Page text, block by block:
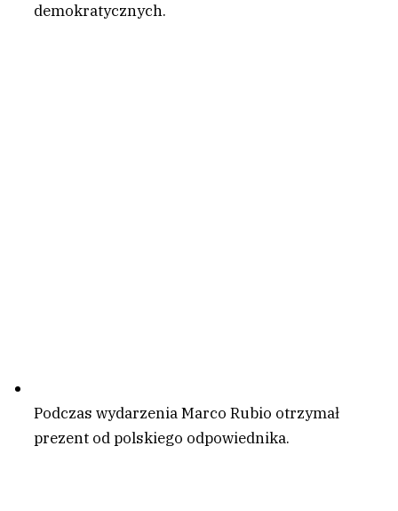
demokratycznych.
Podczas wydarzenia Marco Rubio otrzymał
prezent od polskiego odpowiednika.